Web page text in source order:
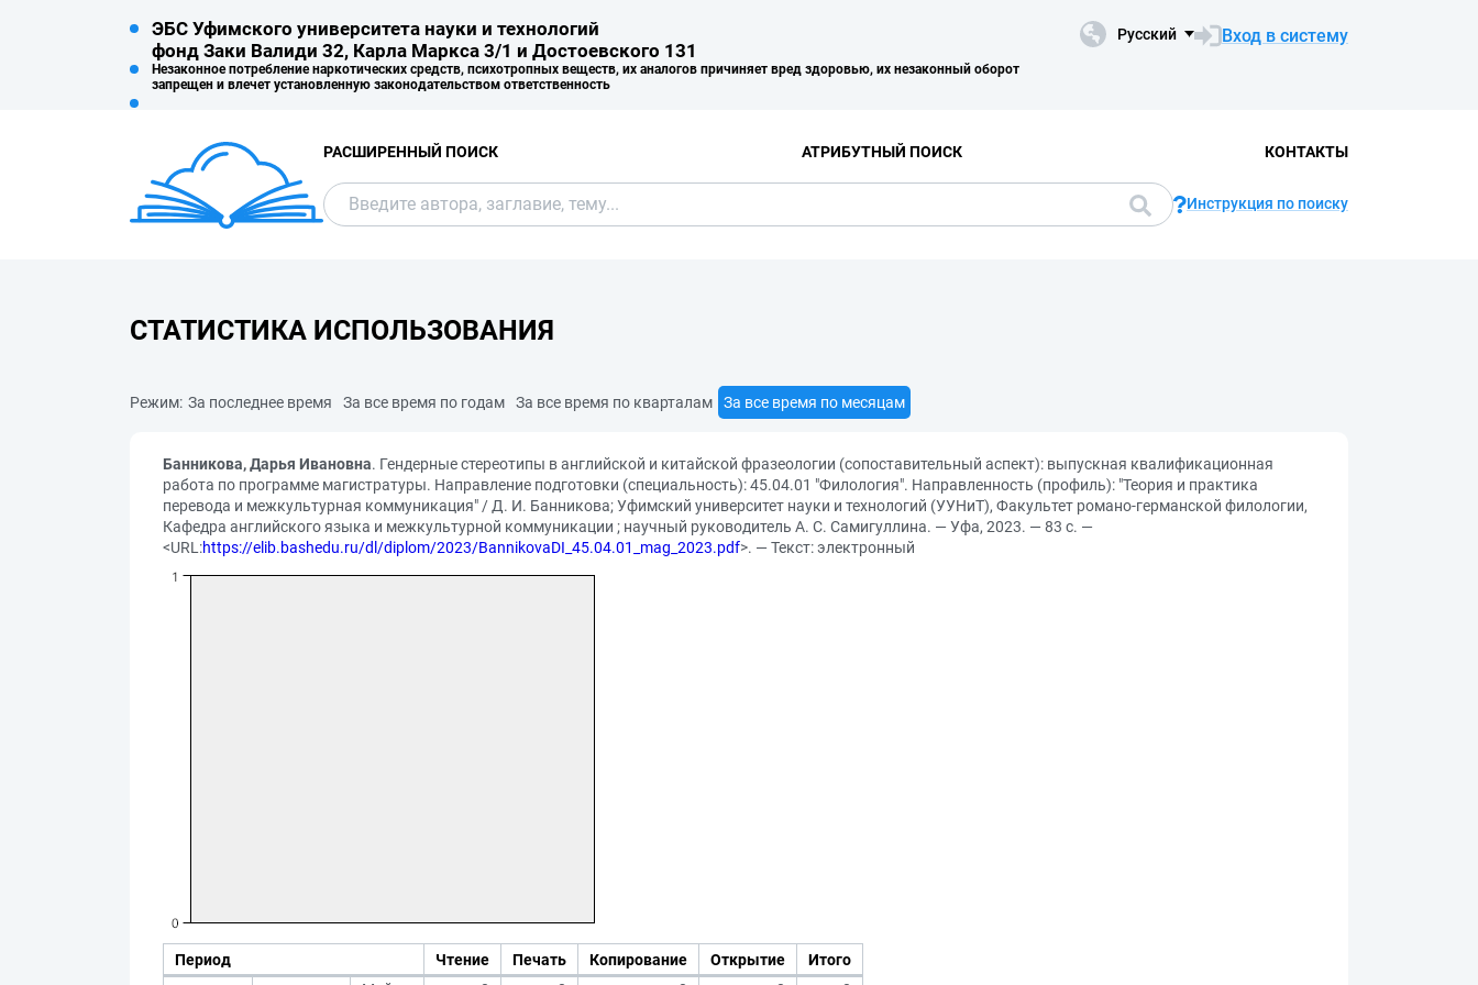
ЭБС Уфимского университета науки и технологий
фонд Заки Валиди 32, Карла Маркса 3/1 и Достоевского 131
Незаконное потребление наркотических средств, психотропных веществ, их аналогов причиняет вред здоровью, их незаконный оборот
запрещен и влечет установленную законодательством ответственность
Русский Вход в систему
РАСШИРЕННЫЙ ПОИСК АТРИБУТНЫЙ ПОИСК КОНТАКТЫ
Инструкция по поиску
СТАТИСТИКА ИСПОЛЬЗОВАНИЯ
Режим: За последнее время За все время по годам За все время по кварталам За все время по месяцам
Банникова, Дарья Ивановна. Гендерные стереотипы в английской и китайской фразеологии (сопоставительный аспект): выпускная квалификационная
работа по программе магистратуры. Направление подготовки (специальность): 45.04.01 "Филология". Направленность (профиль): "Теория и практика
перевода и межкультурная коммуникация" / Д. И. Банникова; Уфимский университет науки и технологий (УУНиТ), Факультет романо-германской филологии,
Кафедра английского языка и межкультурной коммуникации ; научный руководитель А. С. Самигуллина. — Уфа, 2023. — 83 с. —
<URL:https://elib.bashedu.ru/dl/diplom/2023/BannikovaDI_45.04.01_mag_2023.pdf>. — Текст: электронный
Период Чтение Печать Копирование Открытие
Итого